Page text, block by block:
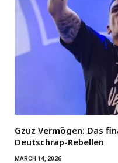
Gzuz Vermögen: Das
Deutschrap-Rebellen
MARCH 14, 2026